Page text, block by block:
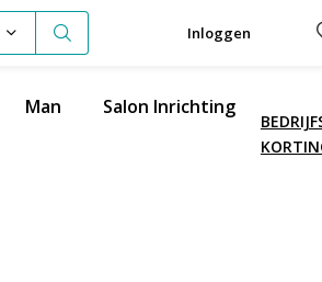
Inloggen
Man Salon Inrichting